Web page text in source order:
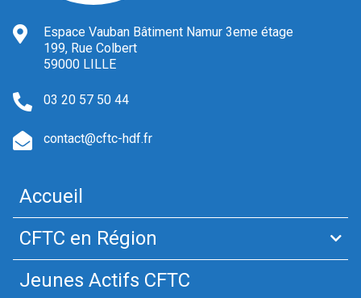
Espace Vauban Bâtiment Namur 3eme étage
199, Rue Colbert
59000 LILLE
03 20 57 50 44
contact@cftc-hdf.fr
Accueil
CFTC en Région
Jeunes Actifs CFTC